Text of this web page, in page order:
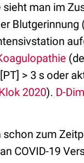
man im
Blutgerinnung
[PT] > 3 s oder
2020). D-
zum
COVID-19